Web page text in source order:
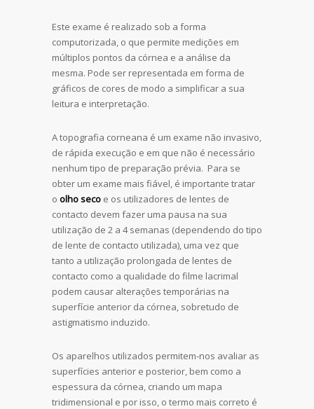
Este exame é realizado sob a forma
computorizada, o que permite medições em
múltiplos pontos da córnea e a análise da
mesma. Pode ser representada em forma de
gráficos de cores de modo a simplificar a sua
leitura e interpretação.
A topografia corneana é um exame não invasivo,
de rápida execução e em que não é necessário
nenhum tipo de preparação prévia. Para se
obter um exame mais fiável, é importante tratar
o olho seco e os utilizadores de lentes de
contacto devem fazer uma pausa na sua
utilização de 2 a 4 semanas (dependendo do tipo
de lente de contacto utilizada), uma vez que
tanto a utilização prolongada de lentes de
contacto como a qualidade do filme lacrimal
podem causar alterações temporárias na
superfície anterior da córnea, sobretudo de
astigmatismo induzido.
Os aparelhos utilizados permitem-nos avaliar as
superfícies anterior e posterior, bem como a
espessura da córnea, criando um mapa
tridimensional e por isso, o termo mais correto é